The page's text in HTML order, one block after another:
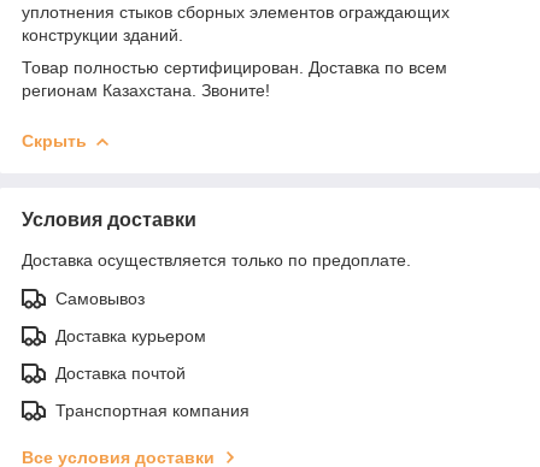
уплотнения стыков сборных элементов ограждающих
конструкции зданий.
Товар полностью сертифицирован. Доставка по всем
регионам Казахстана. Звоните!
Скрыть
Условия доставки
Доставка осуществляется только по предоплате.
Самовывоз
Доставка курьером
Доставка почтой
Транспортная компания
Все условия доставки